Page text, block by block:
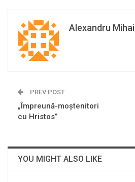
Alexandru Mihail
PREV POST
„Împreună-moștenitori
cu Hristos”
YOU MIGHT ALSO LIKE